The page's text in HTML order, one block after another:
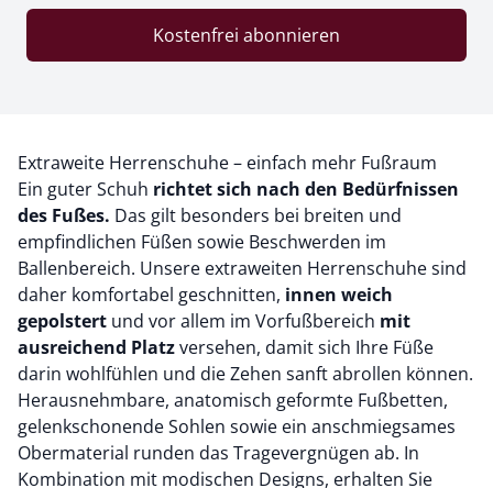
Kostenfrei abonnieren
Extraweite Herrenschuhe – einfach mehr Fußraum
Ein guter Schuh richtet sich nach den Bedürfnissen
des Fußes. Das gilt besonders bei breiten und
empfindlichen Füßen sowie Beschwerden im
Ballenbereich. Unsere extraweiten Herrenschuhe sind
daher komfortabel geschnitten, innen weich
gepolstert und vor allem im Vorfußbereich mit
ausreichend Platzversehen, damit sich Ihre Füße
darin wohlfühlen und die Zehen sanft abrollen können.
Herausnehmbare, anatomisch geformte Fußbetten,
gelenkschonende Sohlen sowie ein anschmiegsames
Obermaterial runden das Tragevergnügen ab. In
Kombination mit modischen Designs, erhalten Sie